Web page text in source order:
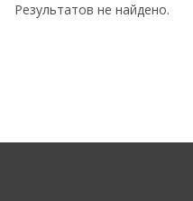
Результатов не найдено.